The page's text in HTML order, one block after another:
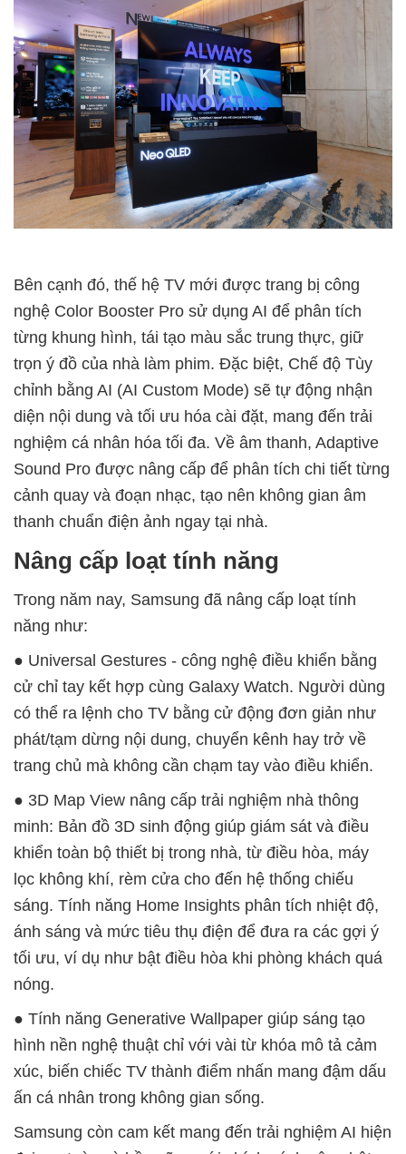
Bên cạnh đó, thế hệ TV mới được trang bị công
nghệ Color Booster Pro sử dụng AI để phân tích
từng khung hình, tái tạo màu sắc trung thực, giữ
trọn ý đồ của nhà làm phim. Đặc biệt, Chế độ Tùy
chỉnh bằng AI (AI Custom Mode) sẽ tự động nhận
diện nội dung và tối ưu hóa cài đặt, mang đến trải
nghiệm cá nhân hóa tối đa. Về âm thanh, Adaptive
Sound Pro được nâng cấp để phân tích chi tiết từng
cảnh quay và đoạn nhạc, tạo nên không gian âm
thanh chuẩn điện ảnh ngay tại nhà.
Nâng cấp loạt tính năng
Trong năm nay, Samsung đã nâng cấp loạt tính
năng như:
● Universal Gestures - công nghệ điều khiển bằng
cử chỉ tay kết hợp cùng Galaxy Watch. Người dùng
có thể ra lệnh cho TV bằng cử động đơn giản như
phát/tạm dừng nội dung, chuyển kênh hay trở về
trang chủ mà không cần chạm tay vào điều khiển.
● 3D Map View nâng cấp trải nghiệm nhà thông
minh: Bản đồ 3D sinh động giúp giám sát và điều
khiển toàn bộ thiết bị trong nhà, từ điều hòa, máy
lọc không khí, rèm cửa cho đến hệ thống chiếu
sáng. Tính năng Home Insights phân tích nhiệt độ,
ánh sáng và mức tiêu thụ điện để đưa ra các gợi ý
tối ưu, ví dụ như bật điều hòa khi phòng khách quá
nóng.
● Tính năng Generative Wallpaper giúp sáng tạo
hình nền nghệ thuật chỉ với vài từ khóa mô tả cảm
xúc, biến chiếc TV thành điểm nhấn mang đậm dấu
ấn cá nhân trong không gian sống.
Samsung còn cam kết mang đến trải nghiệm AI hiện